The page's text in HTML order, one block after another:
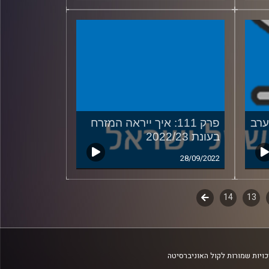
פרק 111: איך ייראה המזרח
בעונת 2022/23
28/09/2022
13
14
לשלב
שמורות לקול האוניברסיטה